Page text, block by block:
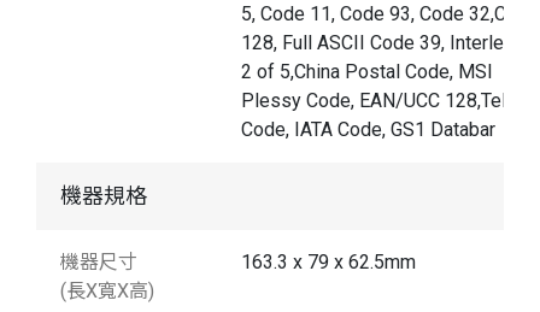
5, Code 11, Code 93, Code 32,Code
128, Full ASCII Code 39,
2 of 5,China Postal Code, MSI
Plessy Code, EAN/UCC
Code, IATA Code, GS1 Databar
機器規格
機器尺寸
(長X寬X高)
163.3 x 79 x 62.5mm